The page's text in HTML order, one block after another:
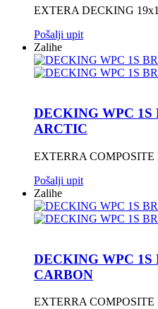
EXTERA DECKING
Pošalji upit
Zalihe
DECKING WPC 1S
ARCTIC
EXTERRA COMPOSITE
Pošalji upit
Zalihe
DECKING WPC 1S
CARBON
EXTERRA COMPOSITE